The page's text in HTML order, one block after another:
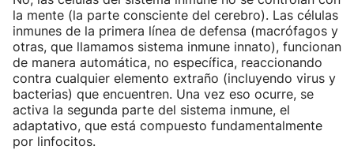
la mente (la parte consciente del cerebro). Las células
inmunes de la primera línea de defensa (macrófagos y
otras, que llamamos sistema inmune innato), funcionan
de manera automática, no específica, reaccionando
contra cualquier elemento extraño (incluyendo virus y
bacterias) que encuentren. Una vez eso ocurre, se
activa la segunda parte del sistema inmune, el
adaptativo, que está compuesto fundamentalmente
por linfocitos.